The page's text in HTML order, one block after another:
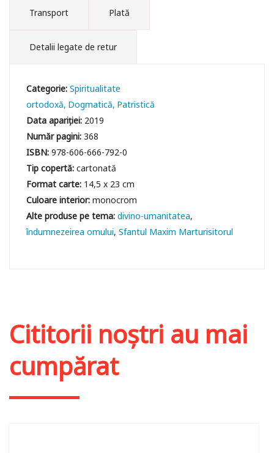
Transport Plată
Detalii legate de retur
Categorie:Spiritualitate
ortodoxă Dogmatică Patristică
Data apariției: 2019
Număr pagini:368
ISBN:978-606-666-792-0
Tip copertă:cartonată
Format carte: 14,5 x 23 cm
Culoare interior:monocrom
divino-umanitatea
îndumnezeirea omului Sfantul Maxim Marturisitorul
Cititorii noștri au mai
cumpărat